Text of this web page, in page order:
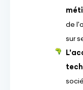
de
sur